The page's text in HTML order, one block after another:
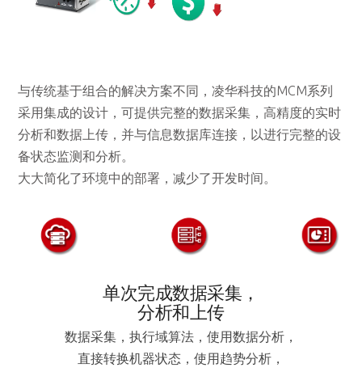
与传统基于组合的解决方案不同，凌华科技的MCM系列
采用集成的设计，可提供完整的数据采集，高精度的实时
分析和数据上传，并与信息数据库连接，以进行完整的设
备状态监测和分析。
大大简化了环境中的部署，减少了开发时间。
单次完成数据采集，
分析和上传
数据采集，执行域算法，使用数据分析，
直接转换机器状态，使用趋势分析，